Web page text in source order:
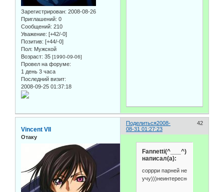
Зарегистрирован: 2008-08-26
Приглашений: 0
Сообщений: 210
Уважение: [+42/-0]
Позитив: [+44/-0]
Пол: Мужской
Возраст: 35 [1990-09-06]
Провел на форуме:
1 день 3 часа
Последний визит:
2008-09-25 01:37:18
Поделиться 42
2008-
08-31 01:27:23
Vincent VII
Отаку
Fannetti(^___^)
написал(а):
соррри парней не
учу)))неинтересно))